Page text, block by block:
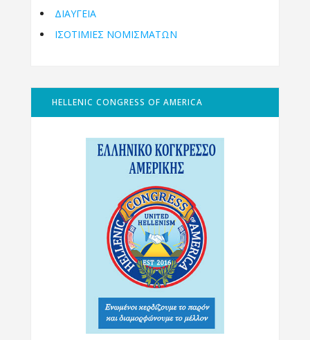
ΔΙΑΥΓΕΙΑ
ΙΣΟΤΙΜΙΕΣ ΝΟΜΙΣΜΑΤΩΝ
HELLENIC CONGRESS OF AMERICA